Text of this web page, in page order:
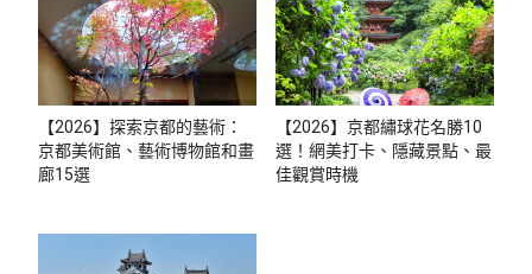
【2026】探索京都的藝術：
京都美術館、藝術博物館和畫
廊15選
【2026】京都繡球花名勝10
選！網美打卡、隱藏景點、最
佳觀賞時機